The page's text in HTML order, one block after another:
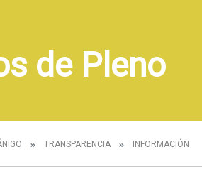
de Pleno
TRANSPARENCIA INFORMACIÓN